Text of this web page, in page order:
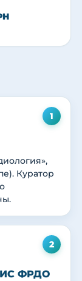
1
Куратор
2
ФРДО